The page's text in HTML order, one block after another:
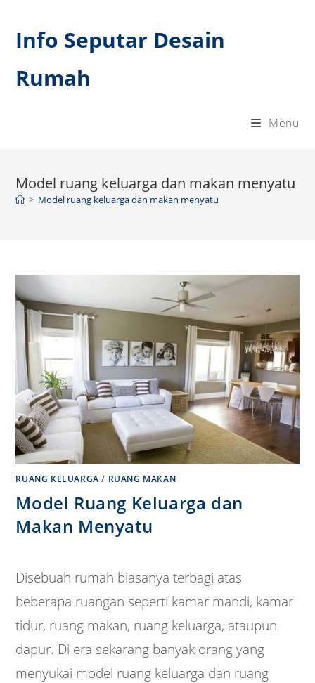
contentInfo Seputar Desain
Rumah
Menu
Model ruang keluarga dan makan menyatu
> Model ruang keluarga dan makan menyatu
RUANG KELUARGA / RUANG MAKAN
Model Ruang Keluarga dan
Makan Menyatu
Disebuah rumah biasanya terbagi atas
beberapa ruangan seperti kamar mandi, kamar
tidur, ruang makan, ruang keluarga, ataupun
dapur. Di era sekarang banyak orang yang
menyukai model ruang keluarga dan ruang